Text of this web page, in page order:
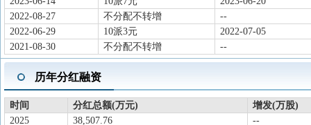
2022-08-27
不分配不转增
--
2022-06-29
10派3元
2022-07-05
2021-08-30
不分配不转增 --
历年分红融资
时间 分红总额(万元)
增发(万股)
2025
38,507.76
--